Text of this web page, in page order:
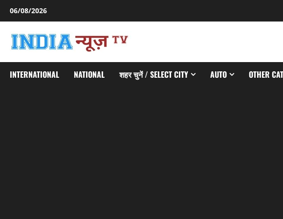
06/08/2026
INTERNATIONAL NATIONAL शहर चुनें / SELECT CITY AUTO OTHER